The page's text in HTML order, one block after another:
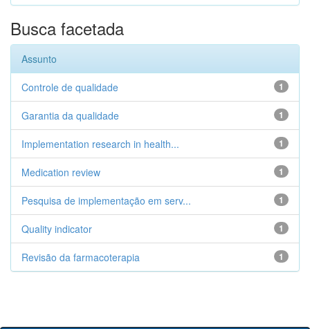
Busca facetada
Assunto
1
Controle de qualidade
1
Garantia da qualidade
1
Implementation research in health...
1
Medication review
1
Pesquisa de implementação em serv...
1
Quality indicator
1
Revisão da farmacoterapia